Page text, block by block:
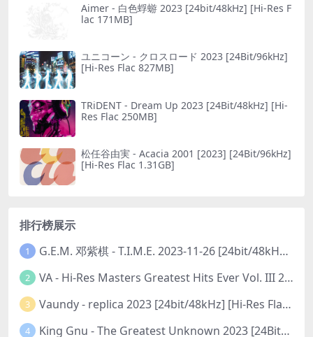
Aimer - 白色蜉蝣 2023 [24bit/48kHz] [Hi-Res F
lac 171MB]
ユニコーン - クロスロード 2023 [24Bit/96kHz]
[Hi-Res Flac 827MB]
TRiDENT - Dream Up 2023 [24Bit/48kHz] [Hi-
Res Flac 250MB]
松任谷由実 - Acacia 2001 [2023] [24Bit/96kHz]
[Hi-Res Flac 1.31GB]
排行榜展示
1 G.E.M. 邓紫棋 - T.I.M.E. 2023-11-26 [24bit/48kHz] [Hi-Res Flac 313MB]
2 VA - Hi-Res Masters Greatest Hits Ever Vol. III 2023 [24Bit/192kHz] [Hi-Res Flac 10.5GB]
3 Vaundy - replica 2023 [24bit/48kHz] [Hi-Res Flac 1.6GB]
4 King Gnu - The Greatest Unknown 2023 [24Bit/48kHz] [Hi-Res Flac 752MB]